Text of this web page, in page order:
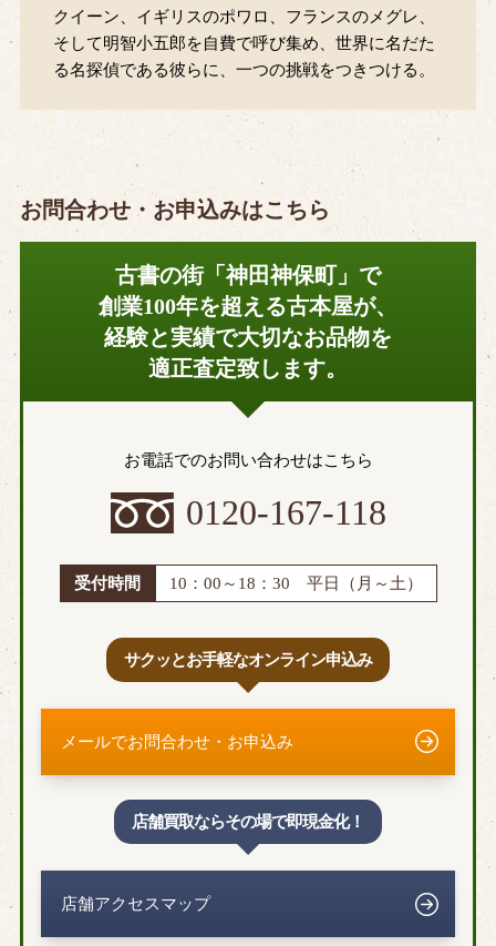
クイーン、イギリスのポワロ、フランスのメグレ、
そして明智小五郎を自費で呼び集め、世界に名だた
る名探偵である彼らに、一つの挑戦をつきつける。
お問合わせ・お申込みはこちら
古書の街「神田神保町」で
創業100年を超える古本屋が、
経験と実績で大切なお品物を
適正査定致します。
お電話でのお問い合わせはこちら
0120-167-118
受付時間 10：00～18：30 平日（月～土）
サクッとお手軽なオンライン申込み
メールでお問合わせ・お申込み
店舗買取ならその場で即現金化！
店舗アクセスマップ